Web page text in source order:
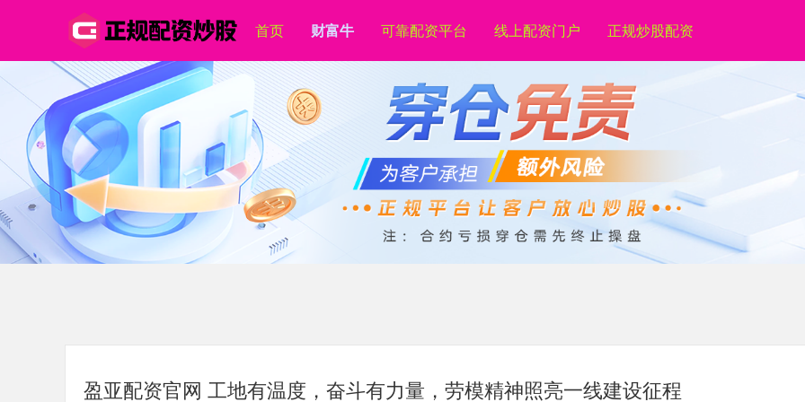
首页 财富牛 可靠配资平台 线上配资门户 正规炒股配资
盈亚配资官网 工地有温度，奋斗有力量，劳模精神照亮一线建设征程